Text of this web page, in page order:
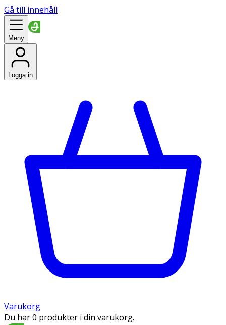
Gå till innehåll
Meny
Logga in
Varukorg
Du har 0 produkter i din varukorg.